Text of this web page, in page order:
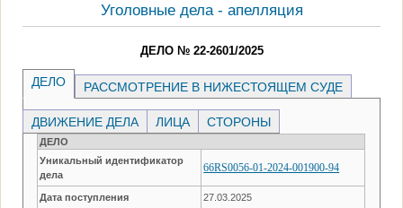
Уголовные дела - апелляция
ДЕЛО № 22-2601/2025
ДЕЛО РАССМОТРЕНИЕ В НИЖЕСТОЯЩЕМ СУДЕ
ДВИЖЕНИЕ ДЕЛА ЛИЦА СТОРОНЫ
ДЕЛО
Уникальный идентификатор
дела
66RS0056-01-2024-001900-94
Дата поступления 27.03.2025